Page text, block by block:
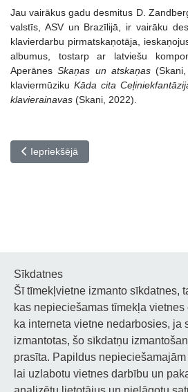
Jau vairākus gadu desmitus D.
valstīs, ASV un Brazīlijā, ir vairāku
klavierdarbu pirmatskaņotāja,
albumus, tostarp ar latviešu
AperānesSkaņas un atskaņas(Skani,
klaviermūziku Kāda cita
klavierainavas (Skani, 2022).
Iepriekšējais raksts: Meistarklases
Iepriekšējā
Noderīgi
Privātuma politika
Sīkdatņu privātuma politika
Sīkdatnes
Šī tīmekļvietne izmanto sīkdatnes,
kas nepieciešamas tīmekļa
ka interneta vietne nedarbosies, ja
izmantotas, šo sīkdatņu
prasīta. Papildus
lai uzlabotu vietnes darbību un